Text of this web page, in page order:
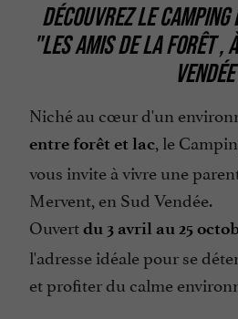
Lave Linge
Location de Mobil Homes
Location de Tentes / Caravanes
Location de draps
Micro Onde
Parle anglais
Parle espagnol
Ping pong
DÉCOUVREZ LE
"LES AMIS DE LA FORÊT ,
VENDÉE
Niché au cœur d'un
entre forêt et lac, le
vous invite à vivre une
Mervent, en Sud Vendée.
Ouvertdu 3 avril au 25
l'adresse idéale pour se
et profiter du calme